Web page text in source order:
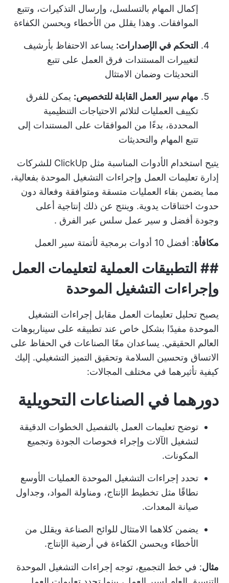
إكمال المهام بالتسلسل، وإرسال التذكيرات، وتتبع
الموافقات. وهذا يقلل من الأخطاء ويحسن الكفاءة
التحكم في الإصدارات: يساعد الاحتفاظ بأرشيف
لتغييرات المستندات فرق العمل على تتبع
التحديثات وضمان الامتثال
مهام سير العمل القابلة للتخصيص: يمكن للفرق
تكييف العمليات لتلائم الاحتياجات التنظيمية
المحددة، بدءًا من الموافقات على المستندات إلى
تتبع المهام والتحديثات
يتيح استخدام الأدوات المناسبة مثل ClickUp للشركات
إدارة تعليمات العمل وإجراءات التشغيل الموحدة بفعالية،
مما يضمن بقاء العمليات متسقة ومتوافقة وفعالة دون
حدوث اختناقات يدوية. وينتج عن ذلك إنتاجية أعلى
وجودة أفضل و سير عمل سلس عبر الفرق .
مكافأة: أفضل 10 أدوات برمجية لأتمتة سير العمل
## التطبيقات العملية لتعليمات العمل
وإجراءات التشغيل الموحدة
يصبح تحليل تعليمات العمل مقابل إجراءات التشغيل
الموحدة مفيدًا بشكل خاص عند تطبيقه على سيناريوهات
العالم الحقيقي. يساعدان معًا الصناعات في الحفاظ على
الاتساق وتحسين السلامة وتحقيق التميز التشغيلي. إليك
كيفية تأثيرهما في مختلف المجالات:
دورهما في الصناعات التحويلية
توضح تعليمات العمل بالتفصيل الخطوات الدقيقة
لتشغيل الآلات وإجراء فحوصات الجودة وتجميع
المكونات.
تحدد إجراءات التشغيل الموحدة العمليات الأوسع
نطاقًا مثل تخطيط الإنتاج، ومناولة المواد، وجداول
صيانة المعدات.
يضمن كلاهما الامتثال للوائح الصناعة ويقلل من
الأخطاء ويحسن الكفاءة في أرضية الإنتاج.
مثال: في خط التجميع، توجه إجراءات التشغيل الموحدة